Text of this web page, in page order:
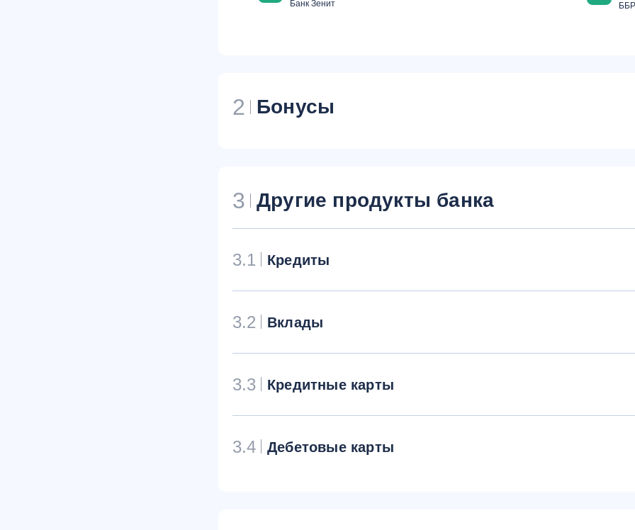
Банк Зенит
2 Бонусы
3 Другие продукты банка
3.1 Кредиты
3.2 Вклады
3.3 Кредитные карты
3.4 Дебетовые карты